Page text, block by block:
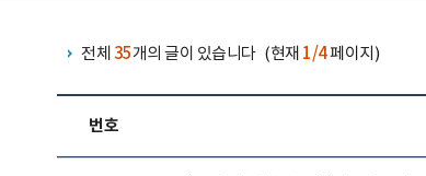
전체 35개의 글이 있습니다 (현재 1/4페이지)
번호